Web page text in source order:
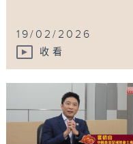
19/02/2026
收看